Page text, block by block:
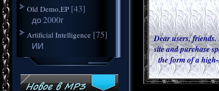
Old Demo,EP [43]
до 2000г
Artificial Intelligence [75]
ИИ
Dear users,
site and purchase
the form of a